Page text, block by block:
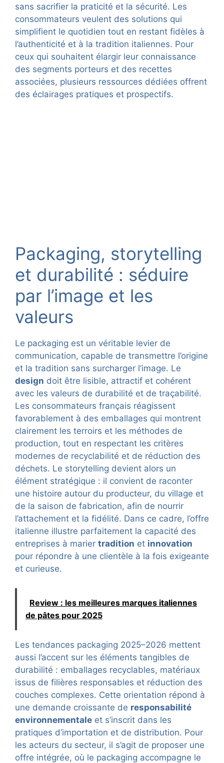
sans sacrifier la praticité et la sécurité. Les
consommateurs veulent des solutions qui
simplifient le quotidien tout en restant fidèles à
l’authenticité et à la tradition italiennes. Pour
ceux qui souhaitent élargir leur connaissance
des segments porteurs et des recettes
associées, plusieurs ressources dédiées offrent
des éclairages pratiques et prospectifs.
Packaging, storytelling
et durabilité : séduire
par l’image et les
valeurs
Le packaging est un véritable levier de
communication, capable de transmettre l’origine
et la tradition sans surcharger l’image. Le
design doit être lisible, attractif et cohérent
avec les valeurs de durabilité et de traçabilité.
Les consommateurs français réagissent
favorablement à des emballages qui montrent
clairement les terroirs et les méthodes de
production, tout en respectant les critères
modernes de recyclabilité et de réduction des
déchets. Le storytelling devient alors un
élément stratégique : il convient de raconter
une histoire autour du producteur, du village et
de la saison de fabrication, afin de nourrir
l’attachement et la fidélité. Dans ce cadre, l’offre
italienne illustre parfaitement la capacité des
entreprises à marier tradition et innovation
pour répondre à une clientèle à la fois exigeante
et curieuse.
Review : les meilleures marques italiennes
de pâtes pour 2025
Les tendances packaging 2025–2026 mettent
aussi l’accent sur les éléments tangibles de
durabilité : emballages recyclables, matériaux
issus de filières responsables et réduction des
couches complexes. Cette orientation répond à
une demande croissante de responsabilité
environnementale et s’inscrit dans les
pratiques d’importation et de distribution. Pour
les acteurs du secteur, il s’agit de proposer une
offre intégrée, où le packaging accompagne le